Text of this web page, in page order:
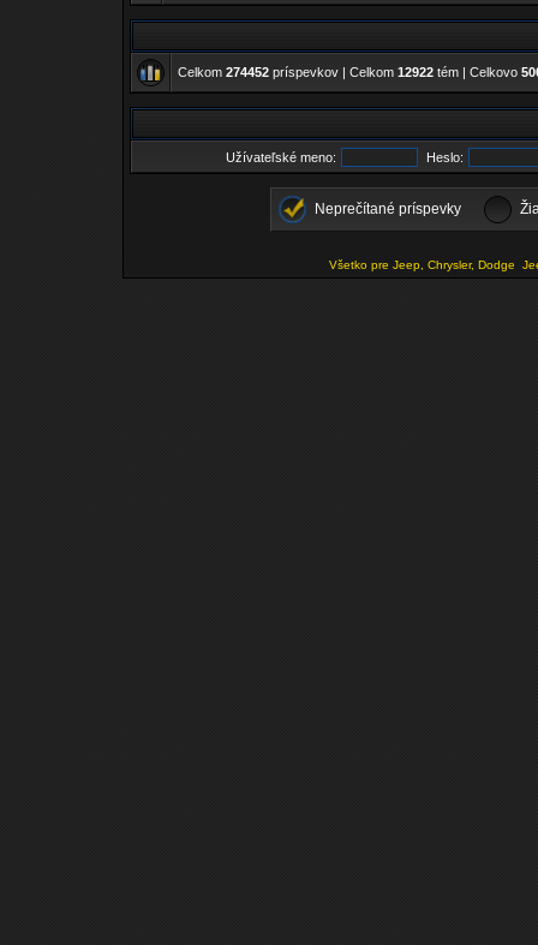
Celkom 274452 príspevkov | Celkom 12922 tém | Celkovo
Užívateľské meno: Heslo:
Neprečítané príspevky
Všetko pre Jeep, Chrysler, Dodge